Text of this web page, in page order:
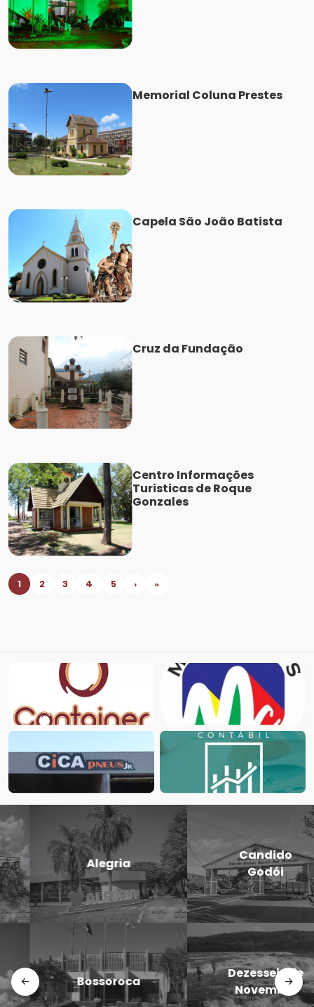
Memorial Coluna Prestes
Capela São João Batista
Cruz da Fundação
Centro Informações
Turisticas de Roque
Gonzales
1 2 3 4 5 › »
Candido
Godói
Cerro Largo
Dezesseis de
Novembro
Doutor
Maurício
Cardoso